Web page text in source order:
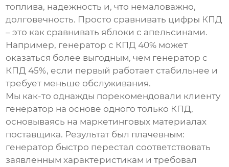
топлива, надежность и, что немаловажно,
долговечность. Просто сравнивать цифры КПД
– это как сравнивать яблоки с апельсинами.
Например, генератор с КПД 40% может
оказаться более выгодным, чем генератор с
КПД 45%, если первый работает стабильнее и
требует меньше обслуживания.
Мы как-то однажды порекомендовали клиенту
генератор на основе одного только КПД,
основываясь на маркетинговых материалах
поставщика. Результат был плачевным:
генератор быстро перестал соответствовать
заявленным характеристикам и требовал